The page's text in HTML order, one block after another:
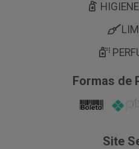
Formas de
Site